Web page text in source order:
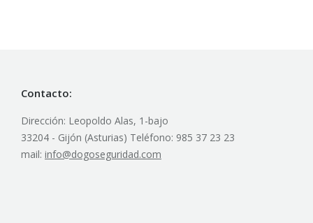
Contacto:
Dirección: Leopoldo Alas, 1-bajo
33204 - Gijón (Asturias) Teléfono: 985 37 23 23
mail: info@dogoseguridad.com